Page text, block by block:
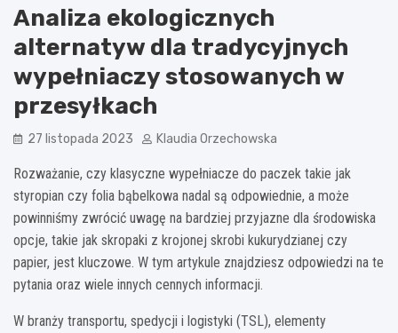
Analiza ekologicznych
alternatyw dla tradycyjnych
wypełniaczy stosowanych w
przesyłkach
27 listopada 2023 Klaudia Orzechowska
Rozważanie, czy klasyczne wypełniacze do paczek takie jak
styropian czy folia bąbelkowa nadal są odpowiednie, a może
powinniśmy zwrócić uwagę na bardziej przyjazne dla środowiska
opcje, takie jak skropaki z krojonej skrobi kukurydzianej czy
papier, jest kluczowe. W tym artykule znajdziesz odpowiedzi na te
pytania oraz wiele innych cennych informacji.
W branży transportu, spedycji i logistyki (TSL), elementy